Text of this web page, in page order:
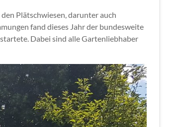
Plätschwiesen, darunter auch
fand dieses Jahr der bundesweite
Dabei sind alle Gartenliebhaber